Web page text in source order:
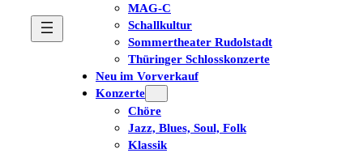
MAG-C
Schallkultur
Sommertheater Rudolstadt
Thüringer Schlosskonzerte
Neu im Vorverkauf
Konzerte
Chöre
Jazz, Blues, Soul, Folk
Klassik